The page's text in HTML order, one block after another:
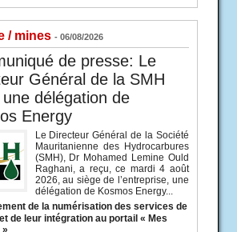
/ mines - 06/08/2026
de presse: Le
Général de la SMH
délégation de
Energy
Le Directeur Général de la Société
Mauritanienne des Hydrocarbures
(SMH), Dr Mohamed Lemine Ould
Raghani, a reçu, ce mardi 4 août
2026, au siège de l’entreprise, une
délégation de Kosmos Energy...
de la numérisation des services de
de leur intégration au portail « Mes